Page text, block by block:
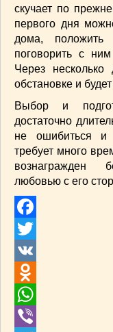
скучает по
первого дня
дома,
поговорить с
Через
обстановке и
Выбор и
достаточно
не ошибиться и
требует много
вознагражден
любовью с его
Facebook
Twitter
VK
Odnoklassniki
WhatsApp